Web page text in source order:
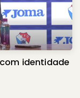
identidade